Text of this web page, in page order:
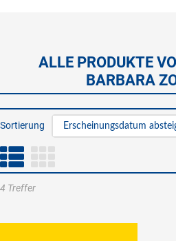
ALLE PRODUKTE
BARBARA
Sortierung Erscheinungsdatum
4 Treffer